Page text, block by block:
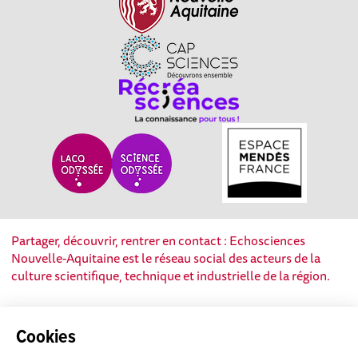
Cookies
Partager, découvrir, rentrer en contact : Echosciences
Nouvelle-Aquitaine est le réseau social des acteurs de la
culture scientifique, technique et industrielle de la région.
|Ligne éditoriale